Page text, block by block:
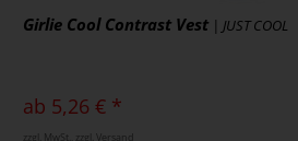
Girlie Cool Contrast Vest | JUST COOL
ab 5,26 € *
zzgl. MwSt., zzgl. Versand